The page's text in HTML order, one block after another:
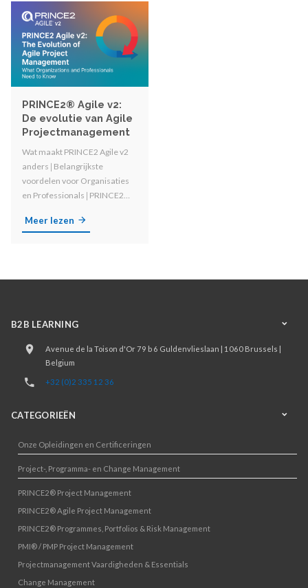
PRINCE2® Agile v2:
De evolutie van Agile
Projectmanagement
Wat maakt PRINCE2 Agile v2
anders 𑗅 Belangrijkste
voordelen voor Organisaties
en Professionals 𑗅 PRINCE2
Agile Methodologieën
Meer lezen
B2B LEARNING
Avenue de la Toison d'Or 79 b 6 Guldenvlieslaan | 1060 Brussels |
Belgium
+32 (0)2 335 12 36
CATEGORIEËN
Onze Opleidingen en Certificeringen
Project-, Programma- en Change Management
PRINCE2® Project Management
PRINCE2® Agile Project Management
PRINCE2® Programmes, Portfolios & Risk Management
PMI® / PMP Project Management
Projectmanagement Vaardigheden & Essentials
Change Management